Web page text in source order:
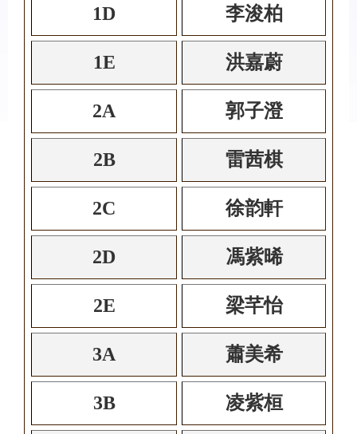
1D 李浚柏
1E 洪嘉蔚
2A 郭子澄
2B 雷茜棋
2C 徐韵軒
2D 馮紫晞
2E 梁芊怡
3A 蕭美希
3B 凌紫桓